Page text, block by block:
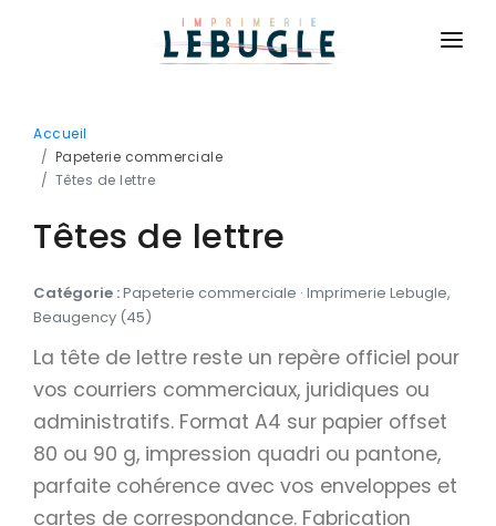
NOS PRODUITS
BASIQUE
Cartes de visite
Flyers
Brochures
Dépliants
Affiches
Billetterie
Calendriers
CONTACT
CONNEXION
DEVIS GRATUIT
Accueil
Papeterie commerciale
Têtes de lettre
Têtes de lettre
Catégorie :Papeterie commerciale · Imprimerie Lebugle,
Beaugency (45)
La tête de lettre reste un repère officiel pour
vos courriers commerciaux, juridiques ou
administratifs. Format A4 sur papier offset
80 ou 90 g, impression quadri ou pantone,
parfaite cohérence avec vos enveloppes et
cartes de correspondance. Fabrication